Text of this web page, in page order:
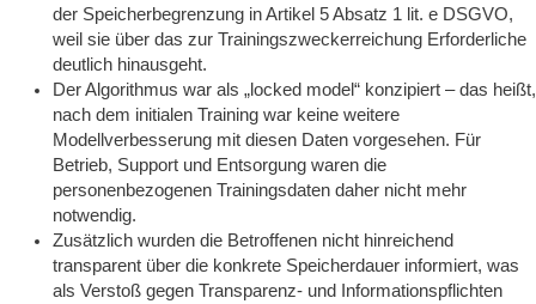
der Speicherbegrenzung in Artikel 5 Absatz 1 lit. e DSGVO,
weil sie über das zur Trainingszweckerreichung Erforderliche
deutlich hinausgeht.
Der Algorithmus war als „locked model“ konzipiert – das heißt,
nach dem initialen Training war keine weitere
Modellverbesserung mit diesen Daten vorgesehen. Für
Betrieb, Support und Entsorgung waren die
personenbezogenen Trainingsdaten daher nicht mehr
notwendig.
Zusätzlich wurden die Betroffenen nicht hinreichend
transparent über die konkrete Speicherdauer informiert, was
als Verstoß gegen Transparenz- und Informationspflichten